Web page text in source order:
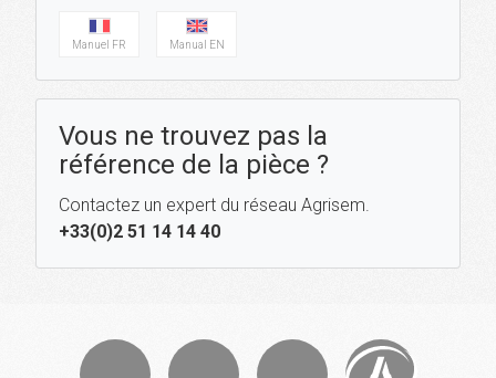
Manuel FR Manual EN
Vous ne trouvez pas la
référence de la pièce ?
Contactez un expert du réseau Agrisem.
+33(0)2 51 14 14 40